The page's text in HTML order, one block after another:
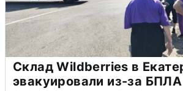
Склад Wildberries в
эвакуировали из-за БПЛА